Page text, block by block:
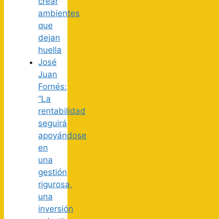
ambientes
que
dejan
huella
José
Juan
Fornés:
“La
rentabilidad
seguirá
apoyándose
en
una
gestión
rigurosa,
una
inversión